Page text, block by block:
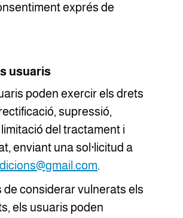
exprés de
usuaris
poden exercir els drets
supressió,
del tractament i
enviant una sol·licitud a
.
de considerar vulnerats els
els usuaris poden